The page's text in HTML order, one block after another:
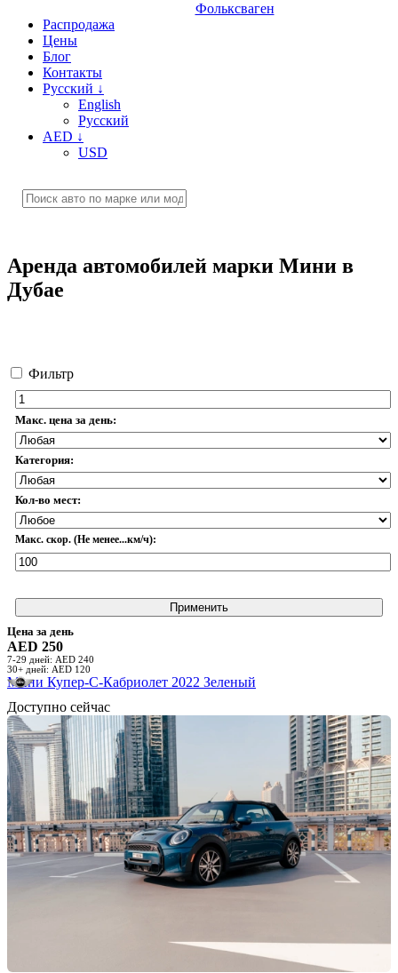
Фольксваген
Распродажа
Цены
Блог
Контакты
Русский ↓
English
Русский
AED ↓
USD
Аренда автомобилей марки Мини в
Дубае
Фильтр
Макс. цена за день:
Категория:
Кол-во мест:
Макс. скор. (Не менее...км/ч):
Применить
Цена за день
AED 250
7-29 дней: AED 240
30+ дней: AED 120
Мини Купер-С-Кабриолет 2022 Зеленый
Доступно сейчас